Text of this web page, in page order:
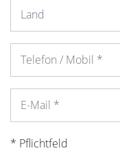
* Pflichtfeld